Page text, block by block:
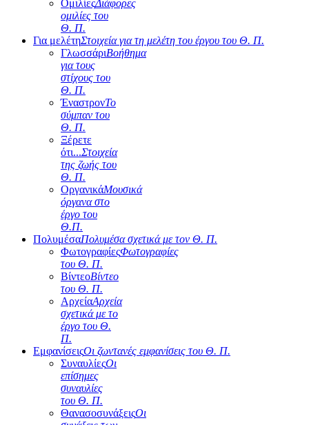
ΟμιλίεςΔιάφορες
ομιλίες του
Θ. Π.
Για μελέτηΣτοιχεία για τη μελέτη του έργου του Θ. Π.
ΓλωσσάριΒοήθημα
για τους
στίχους του
Θ. Π.
ΈναστρονΤο
σύμπαν του
Θ. Π.
Ξέρετε
ότι...Στοιχεία
της ζωής του
Θ. Π.
ΟργανικάΜουσικά
όργανα στο
έργο του
Θ.Π.
ΠολυμέσαΠολυμέσα σχετικά με τον Θ. Π.
ΦωτογραφίεςΦωτογραφίες
του Θ. Π.
ΒίντεοΒίντεο
του Θ. Π.
ΑρχείαΑρχεία
σχετικά με το
έργο του Θ.
Π.
ΕμφανίσειςΟι ζωντανές εμφανίσεις του Θ. Π.
ΣυναυλίεςΟι
επίσημες
συναυλίες
του Θ. Π.
ΘανασοσυνάξειςΟι